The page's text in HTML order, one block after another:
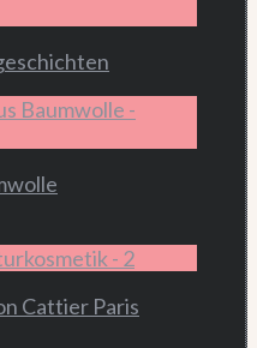
Cattier Paris